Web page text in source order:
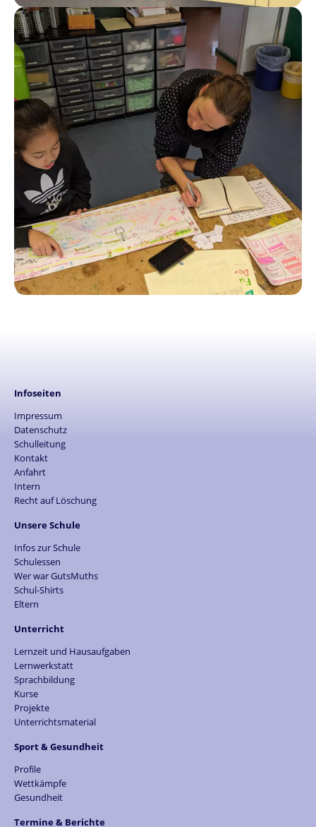
Infoseiten
Impressum
Datenschutz
Schulleitung
Kontakt
Anfahrt
Intern
Recht auf Löschung
Unsere Schule
Infos zur Schule
Schulessen
Wer war GutsMuths
Schul-Shirts
Eltern
Unterricht
Lernzeit und Hausaufgaben
Lernwerkstatt
Sprachbildung
Kurse
Projekte
Unterrichtsmaterial
Sport & Gesundheit
Profile
Wettkämpfe
Gesundheit
Termine & Berichte